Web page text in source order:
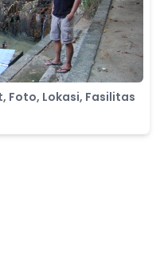
Foto, Lokasi, Fasilitas